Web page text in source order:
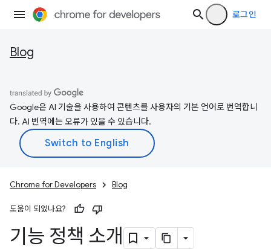
로그인
Blog
Google은 AI 기술을 사용하여 콘텐츠를 사용자의 기본 언어로 번역합니
다. AI 번역에는 오류가 있을 수 있습니다.
Chrome for Developers Blog
도움이 되었나요?
기능 정책 소개